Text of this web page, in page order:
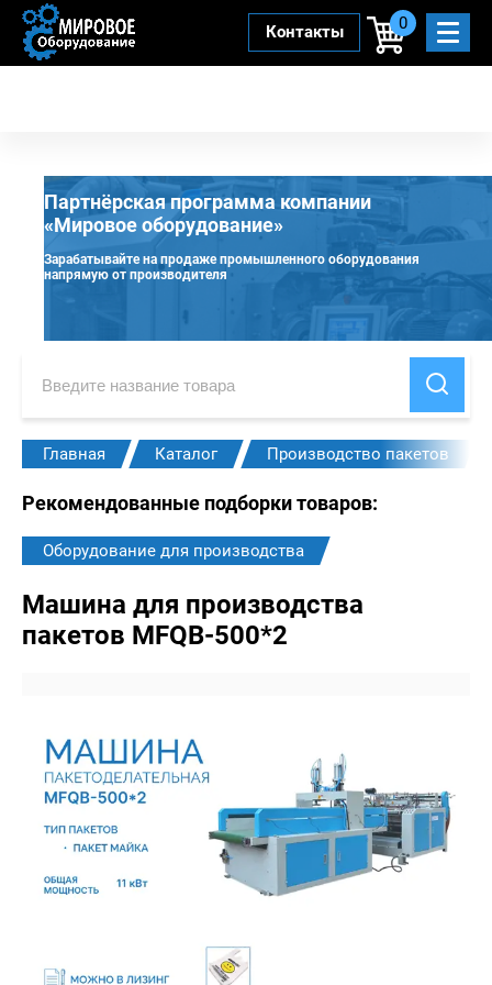
Контакты 0
Партнёрская программа компании
«Мировое оборудование»
Зарабатывайте на продаже промышленного оборудования
напрямую от производителя
Главная Каталог Производство пакетов
Рекомендованные подборки товаров:
Оборудование для производства
Машина для производства
пакетов MFQB-500*2